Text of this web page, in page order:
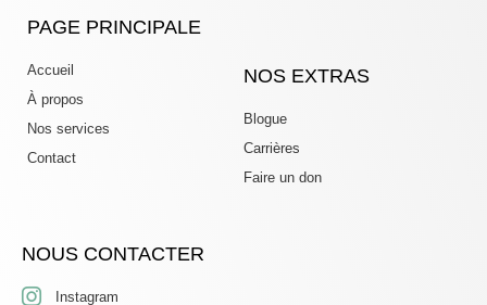
PAGE PRINCIPALE
Accueil
À propos
Nos services
Contact
NOS EXTRAS
Blogue
Carrières
Faire un don
NOUS CONTACTER
Instagram